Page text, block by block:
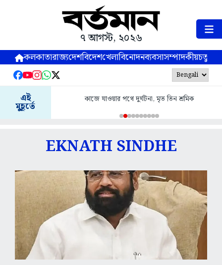
৭ আগস্ট, ২০২৬
কলকাতারাজ্যদেশবিদেশখেলাবিনোদনব্যবসাসম্পাদকীয়
এই
মুহূর্তে
কাজে যাওয়ার পথে দুর্ঘটনা, মৃত তিন শ্রমিক
EKNATH SINDHE